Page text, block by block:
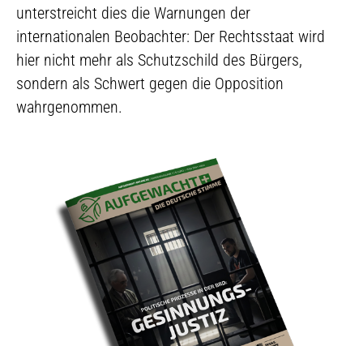
unterstreicht dies die Warnungen der
internationalen Beobachter: Der Rechtsstaat wird
hier nicht mehr als Schutzschild des Bürgers,
sondern als Schwert gegen die Opposition
wahrgenommen.